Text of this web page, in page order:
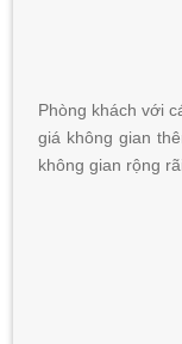
Phòng khách với
giá không gian
không gian rộng